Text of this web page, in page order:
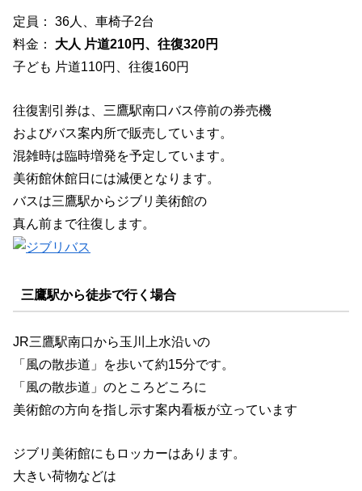
定員： 36人、車椅子2台
料金： 大人 片道210円、往復320円
子ども 片道110円、往復160円
往復割引券は、三鷹駅南口バス停前の券売機
およびバス案内所で販売しています。
混雑時は臨時増発を予定しています。
美術館休館日には減便となります。
バスは三鷹駅からジブリ美術館の
真ん前まで往復します。
三鷹駅から徒歩で行く場合
JR三鷹駅南口から玉川上水沿いの
「風の散歩道」を歩いて約15分です。
「風の散歩道」のところどころに
美術館の方向を指し示す案内看板が立っています
ジブリ美術館にもロッカーはあります。
大きい荷物などは